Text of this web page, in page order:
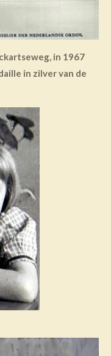
in 1967
in zilver van de